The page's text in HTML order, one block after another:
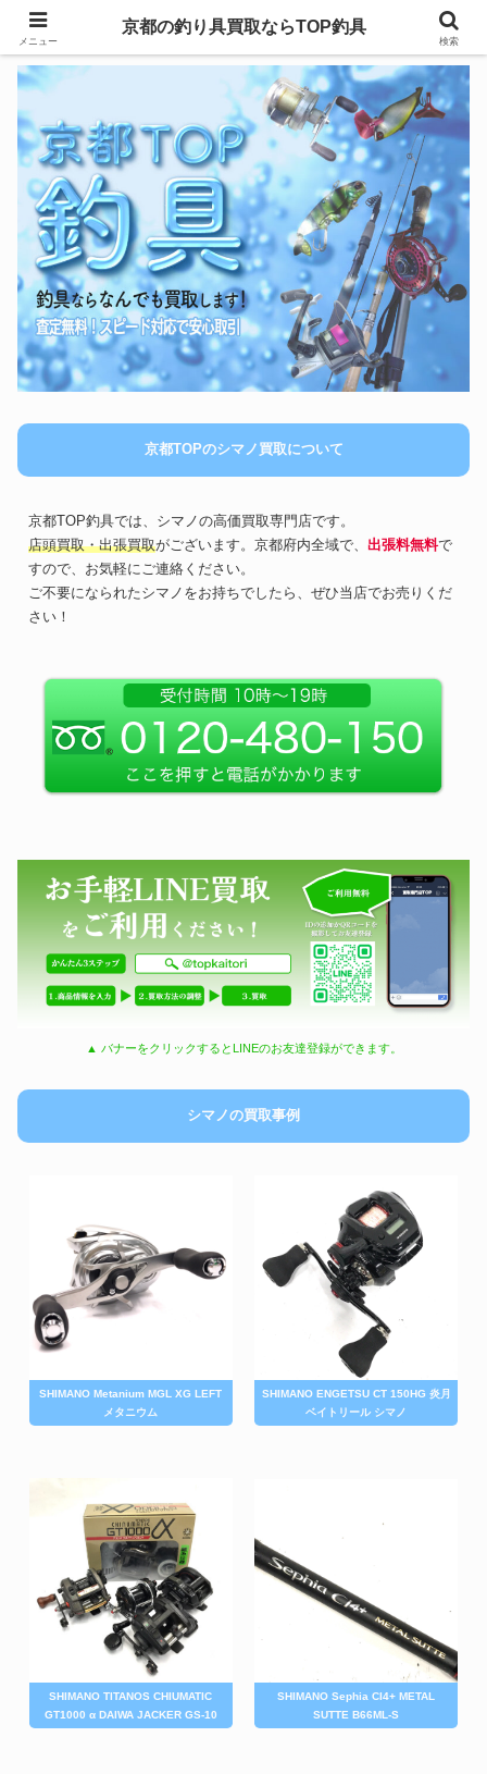
京都TOPのシマノ買取について
京都TOP釣具では、シマノの高価買取専門店です。
店頭買取・出張買取がございます。京都府内全域で、 出張料無料で
すので、お気軽にご連絡ください。
ご不要になられたシマノをお持ちでしたら、ぜひ当店でお売りくだ
さい！
▲ バナーをクリックするとLINEのお友達登録ができます。
シマノの買取事例
SHIMANO Metanium MGL XG LEFT
メタニウム
SHIMANO ENGETSU CT 150HG 炎月
ベイトリール シマノ
SHIMANO TITANOS CHIUMATIC
GT1000 α DAIWA JACKER GS-10
SHIMANO Sephia CI4+ METAL
SUTTE B66ML-S
メニュー
京都の釣り具買取ならTOP釣具
検索